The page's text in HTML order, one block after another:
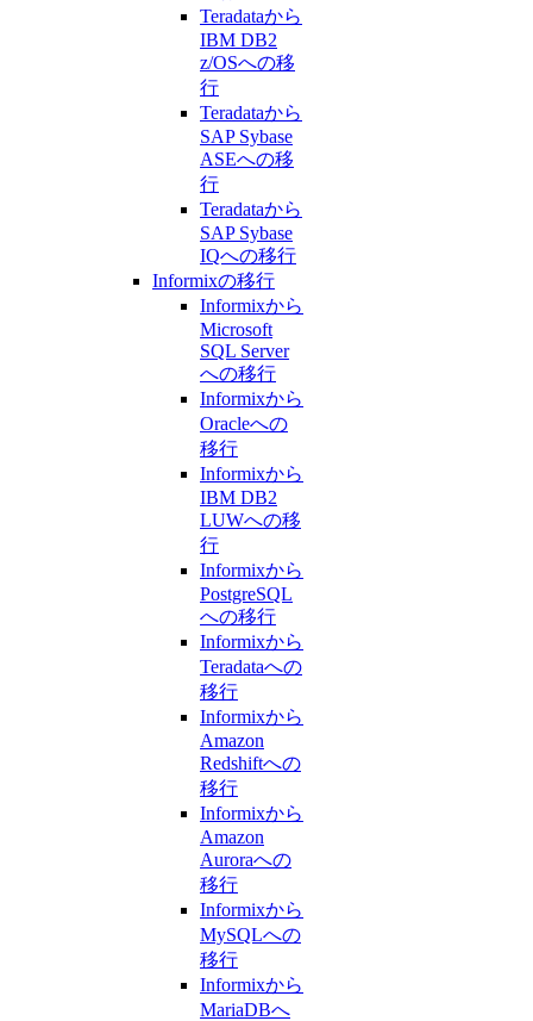
Teradataから
IBM DB2
z/OSへの移
行
Teradataから
SAP Sybase
ASEへの移
行
Teradataから
SAP Sybase
IQへの移行
Informixの移行
Informixから
Microsoft
SQL Server
への移行
Informixから
Oracleへの
移行
Informixから
IBM DB2
LUWへの移
行
Informixから
PostgreSQL
への移行
Informixから
Teradataへの
移行
Informixから
Amazon
Redshiftへの
移行
Informixから
Amazon
Auroraへの
移行
Informixから
MySQLへの
移行
Informixから
MariaDBへ